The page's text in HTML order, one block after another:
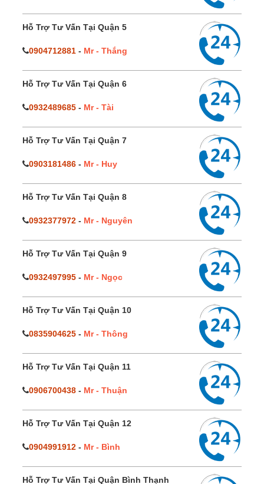
Hỗ Trợ Tư Vấn Tại Quận 5
0904712881 - Mr - Thắng
Hỗ Trợ Tư Vấn Tại Quận 6
0932489685 - Mr - Tài
Hỗ Trợ Tư Vấn Tại Quận 7
0903181486 - Mr - Huy
Hỗ Trợ Tư Vấn Tại Quận 8
0932377972 - Mr - Nguyên
Hỗ Trợ Tư Vấn Tại Quận 9
0932497995 - Mr - Ngọc
Hỗ Trợ Tư Vấn Tại Quận 10
0835904625 - Mr - Thông
Hỗ Trợ Tư Vấn Tại Quận 11
0906700438 - Mr - Thuận
Hỗ Trợ Tư Vấn Tại Quận 12
0904991912 - Mr - Bình
Hỗ Trợ Tư Vấn Tại Quận Bình Thạnh